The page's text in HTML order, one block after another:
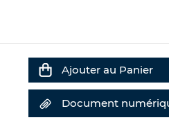
Ajouter au Panier
Document